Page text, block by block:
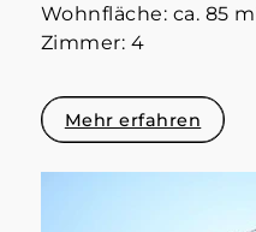
Wohnfläche: ca. 85
Zimmer: 4
Mehr erfahren